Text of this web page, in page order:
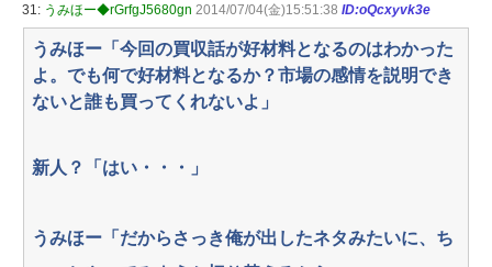
31: うみほー◆rGrfgJ5680gn 2014/07/04(金)15:51:38 ID:oQcxyvk3e
うみほー「今回の買収話が好材料となるのはわかった
よ。でも何で好材料となるか？市場の感情を説明でき
ないと誰も買ってくれないよ」
新人？「はい・・・」
うみほー「だからさっき俺が出したネタみたいに、ち